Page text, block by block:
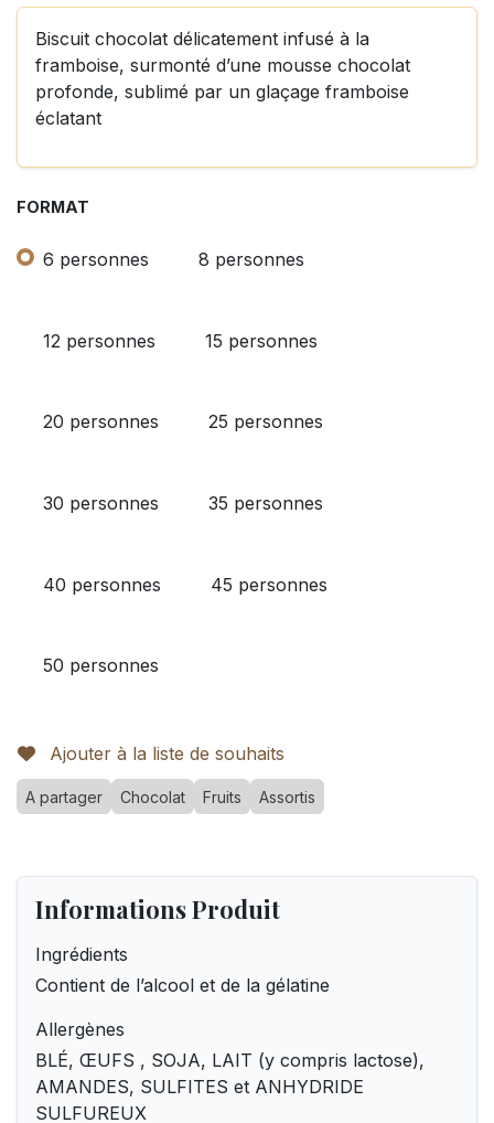
Biscuit chocolat délicatement infusé à la
framboise, surmonté d’une mousse chocolat
profonde, sublimé par un glaçage framboise
éclatant
FORMAT
6 personnes 8 personnes
12 personnes 15 personnes
20 personnes 25 personnes
30 personnes 35 personnes
40 personnes 45 personnes
50 personnes
Ajouter à la liste de souhaits
A partager Chocolat Fruits Assortis
Informations Produit
Ingrédients
Contient de l’alcool et de la gélatine
Allergènes
BLÉ, ŒUFS , SOJA, LAIT (y compris lactose),
AMANDES, SULFITES et ANHYDRIDE
SULFUREUX